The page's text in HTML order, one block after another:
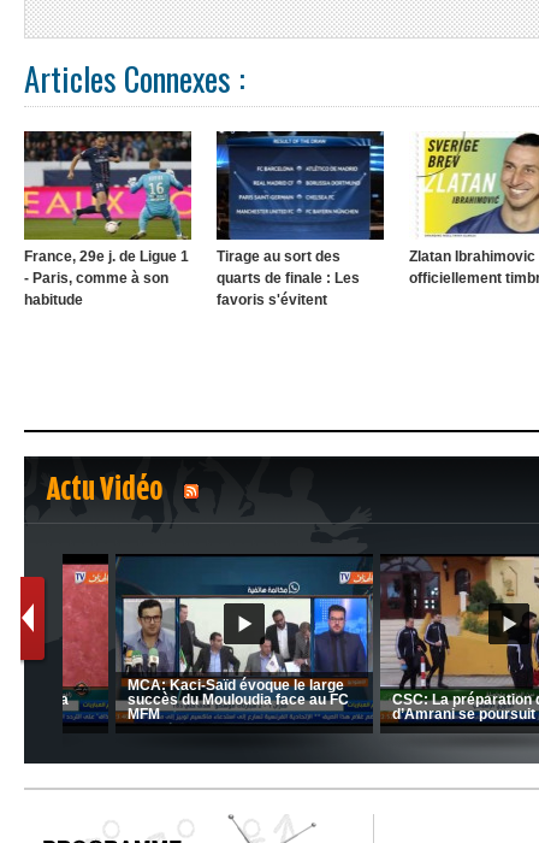
Articles Connexes :
France, 29e j. de Ligue 1
- Paris, comme à son
habitude
Tirage au sort des
quarts de finale : Les
favoris s'évitent
Zlatan Ibrahimovic
officiellement
Actu Vidéo
1 2
MCA: Kaci-Saïd évoque le
succès du Mouloudia face
MFM
JSK: Brahim Zafour évoque la
situation du club